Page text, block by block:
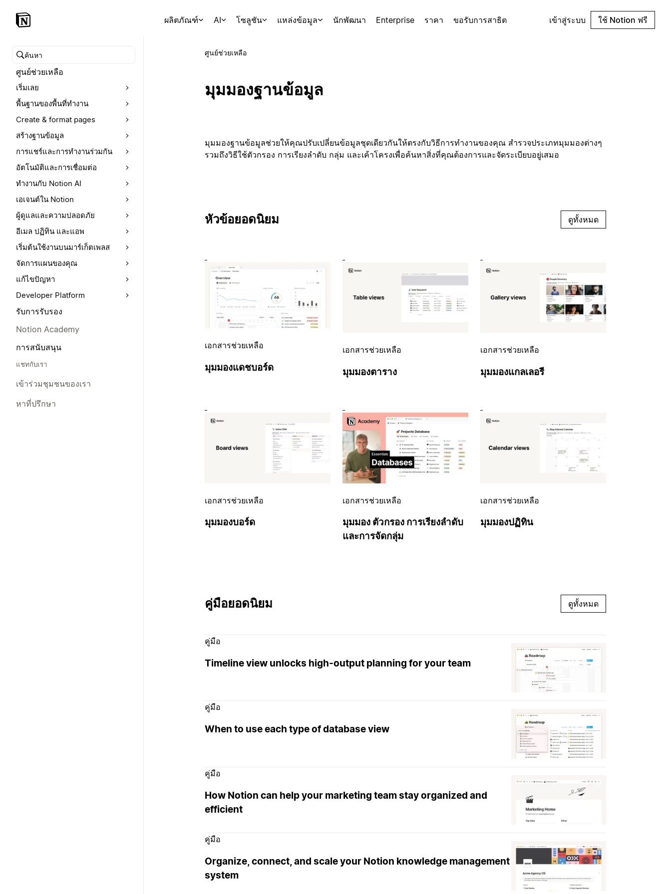
ผลิตภัณฑ์ AI โซลูชัน แหล่งข้อมูล นักพัฒนา Enterprise ราคา ขอรับการสาธิต เข้าสู่ระบบ ใช้ Notion ฟรี
ค้นหาศูนย์ช่วยเหลือ
ศูนย์ช่วยเหลือ
เริ่มเลย
พื้นฐานของพื้นที่ทำงาน
Create & format pages
สร้างฐานข้อมูล
การแชร์และการทำงานร่วมกัน
อัตโนมัติและการเชื่อมต่อ
ทำงานกับ Notion AI
เอเจนต์ใน Notion
ผู้ดูแลและความปลอดภัย
อีเมล ปฏิทิน และแอพ
เริ่มต้นใช้งานบนมาร์เก็ตเพลส
จัดการแผนของคุณ
แก้ไขปัญหา
Developer Platform
รับการรับรอง
Notion Academy
การสนับสนุน
แชทกับเรา
เข้าร่วมชุมชนของเรา
หาที่ปรึกษา
ศูนย์ช่วยเหลือ
มุมมองฐานข้อมูล
มุมมองฐานข้อมูลช่วยให้คุณปรับเปลี่ยนข้อมูลชุดเดียวกันให้ตรงกับวิธีการทำงานของคุณ สำรวจประเภทมุมมองต่างๆ
รวมถึงวิธีใช้ตัวกรอง การเรียงลำดับ กลุ่ม และเค้าโครงเพื่อค้นหาสิ่งที่คุณต้องการและจัดระเบียบอยู่เสมอ
หัวข้อยอดนิยม ดูทั้งหมด
เอกสารช่วยเหลือ
มุมมองแดชบอร์ด
เอกสารช่วยเหลือ
มุมมองตาราง
เอกสารช่วยเหลือ
มุมมองแกลเลอรี
เอกสารช่วยเหลือ
มุมมองบอร์ด
เอกสารช่วยเหลือ
มุมมอง ตัวกรอง การเรียงลำดับ
และการจัดกลุ่ม
เอกสารช่วยเหลือ
มุมมองปฏิทิน
คู่มือยอดนิยม ดูทั้งหมด
คู่มือ
Timeline view unlocks high-output planning for your team
คู่มือ
When to use each type of database view
คู่มือ
How Notion can help your marketing team stay organized and
efficient
คู่มือ
Organize, connect, and scale your Notion knowledge management
system